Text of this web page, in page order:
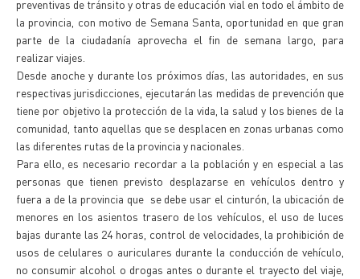
preventivas de tránsito y otras de educación vial en todo el ámbito de
la provincia, con motivo de Semana Santa, oportunidad en que gran
parte de la ciudadanía aprovecha el fin de semana largo, para
realizar viajes.
Desde anoche y durante los próximos días, las autoridades, en sus
respectivas jurisdicciones, ejecutarán las medidas de prevención que
tiene por objetivo la protección de la vida, la salud y los bienes de la
comunidad, tanto aquellas que se desplacen en zonas urbanas como
las diferentes rutas de la provincia y nacionales.
Para ello, es necesario recordar a la población y en especial a las
personas que tienen previsto desplazarse en vehículos dentro y
fuera a de la provincia que se debe usar el cinturón, la ubicación de
menores en los asientos trasero de los vehículos, el uso de luces
bajas durante las 24 horas, control de velocidades, la prohibición de
usos de celulares o auriculares durante la conducción de vehículo,
no consumir alcohol o drogas antes o durante el trayecto del viaje,